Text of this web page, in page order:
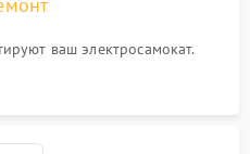
ваш электросамокат.